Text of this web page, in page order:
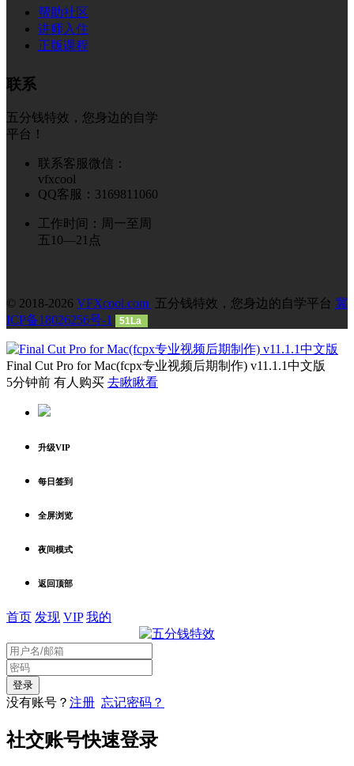
帮助社区
讲师入住
正版课程
联系
五分钱特效，您身边的自学
平台！
联系客服微信：
vfxcool
QQ客服：3169811060
工作时间：周一至周
五10—21点
© 2018-2026 VFXcool.com 五分钱特效，您身边的自学平台 冀
ICP备18026256号-1
51La
Final Cut Pro for Mac(fcpx专业视频后期制作) v11.1.1中文版
5分钟前 有人购买 去瞅瞅看
升级VIP
每日签到
全屏浏览
夜间模式
返回顶部
首页 发现 VIP 我的
没有账号？ 注册 忘记密码？
社交账号快速登录